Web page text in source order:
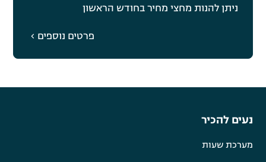
ניתן להנות מחצי מחיר בחודש הראשון
פרטים נוספים
נעים להכיר
מערכת שעות